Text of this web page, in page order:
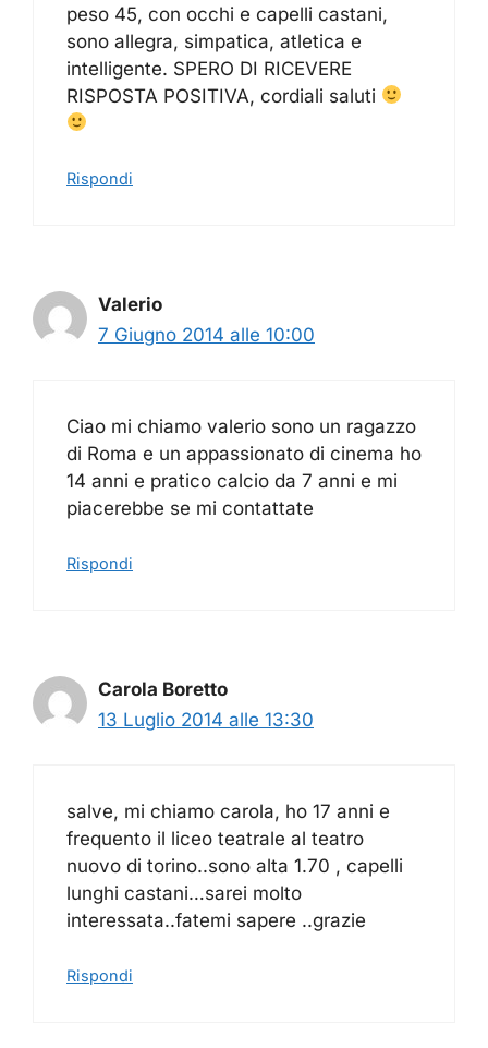
peso 45, con occhi e capelli castani,
sono allegra, simpatica, atletica e
intelligente. SPERO DI RICEVERE
RISPOSTA POSITIVA, cordiali saluti
Rispondi
Valerio
7 Giugno 2014 alle 10:00
Ciao mi chiamo valerio sono un ragazzo
di Roma e un appassionato di cinema ho
14 anni e pratico calcio da 7 anni e mi
piacerebbe se mi contattate
Rispondi
Carola Boretto
13 Luglio 2014 alle 13:30
salve, mi chiamo carola, ho 17 anni e
frequento il liceo teatrale al teatro
nuovo di torino..sono alta 1.70 , capelli
lunghi castani…sarei molto
interessata..fatemi sapere ..grazie
Rispondi